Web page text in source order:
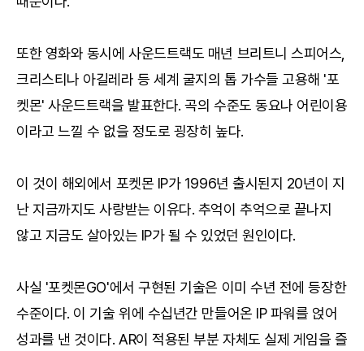
또한 영화와 동시에 사운드트랙도 매년 브리트니 스피어스,
크리스티나 아길레라 등 세계 굴지의 톱 가수들 고용해 '포
켓몬' 사운드트랙을 발표한다. 곡의 수준도 동요나 어린이용
이라고 느낄 수 없을 정도로 굉장히 높다.
이 것이 해외에서 포켓몬 IP가 1996년 출시된지 20년이 지
난 지금까지도 사랑받는 이유다. 추억이 추억으로 끝나지
않고 지금도 살아있는 IP가 될 수 있었던 원인이다.
사실 '포켓몬GO'에서 구현된 기술은 이미 수년 전에 등장한
수준이다. 이 기술 위에 수십년간 만들어온 IP 파워를 얹어
성과를 낸 것이다. AR이 적용된 부분 자체도 실제 게임을 즐